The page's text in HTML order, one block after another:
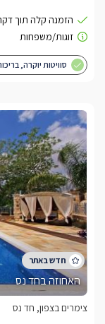
אטרקציות
הכנרת ועוד.
לצפייה
הזמנות טלפוניות
לפרטים נוספים או
בברכה, סנדו -
לצפייה
לחצו כאן
סוויטות יוקרה,
האחוזה בחד נס
צימרים בצפון, חד נס